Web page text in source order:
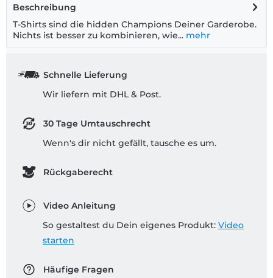
Beschreibung
T-Shirts sind die hidden Champions Deiner Garderobe.
Nichts ist besser zu kombinieren, wie... mehr
Schnelle Lieferung
Wir liefern mit DHL & Post.
30 Tage Umtauschrecht
Wenn's dir nicht gefällt, tausche es um.
Rückgaberecht
Video Anleitung
So gestaltest du Dein eigenes Produkt: Video
starten
Häufige Fragen